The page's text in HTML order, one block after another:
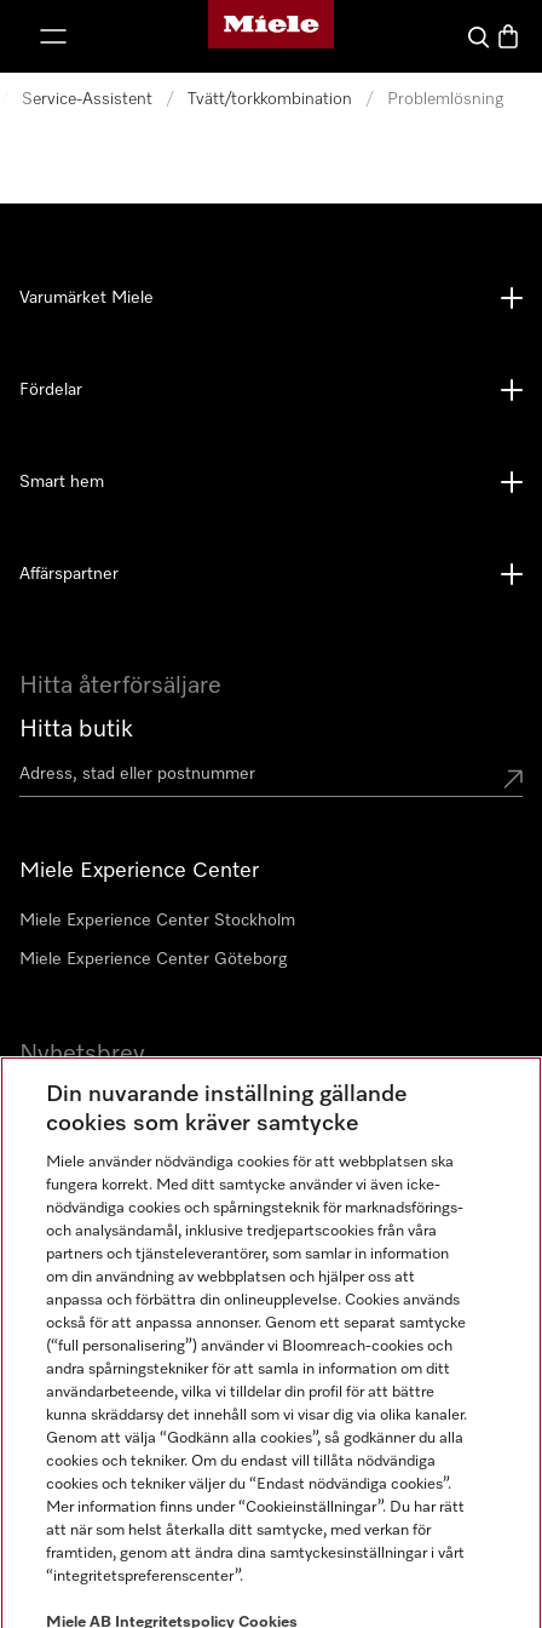
Mieles hemsida
Sök
Service-Assistent / Tvätt/torkkombination / Problemlösning
Hitta återförsäljare
Hitta butik
Miele Experience Center
Miele Experience Center Stockholm
Miele Experience Center Göteborg
Nyhetsbrev
Gå med i vår gemenskap
Varumärket Miele
Fördelar
Smart hem
Affärspartner
Miele AB
Allmänna villkor
Användarvillkor
Miele tillgänglighetsförklaring
Lagen om digitala tjänster
Miele på LinkedIn
Miele på Facebook
Miele på Instagram
Miele på Youtube
Din nuvarande inställning gällande
cookies som kräver samtycke
Miele använder nödvändiga cookies för att webbplatsen ska
fungera korrekt. Med ditt samtycke använder vi även icke-
nödvändiga cookies och spårningsteknik för marknadsförings-
och analysändamål, inklusive tredjepartscookies från våra
partners och tjänsteleverantörer, som samlar in information
om din användning av webbplatsen och hjälper oss att
anpassa och förbättra din onlineupplevelse. Cookies används
också för att anpassa annonser. Genom ett separat samtycke
(“full personalisering”) använder vi Bloomreach-cookies och
andra spårningstekniker för att samla in information om ditt
användarbeteende, vilka vi tilldelar din profil för att bättre
kunna skräddarsy det innehåll som vi visar dig via olika kanaler.
Genom att välja “Godkänn alla cookies”, så godkänner du alla
cookies och tekniker. Om du endast vill tillåta nödvändiga
cookies och tekniker väljer du “Endast nödvändiga cookies”.
Mer information finns under “Cookieinställningar”. Du har rätt
att när som helst återkalla ditt samtycke, med verkan för
framtiden, genom att ändra dina samtyckesinställningar i vårt
“integritetspreferenscenter”.
Miele AB Integritetspolicy Cookies